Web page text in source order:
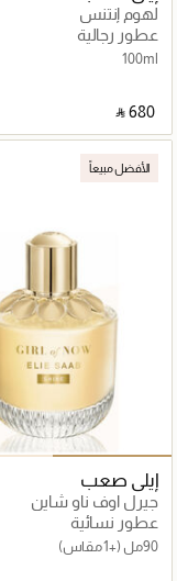
لهوم إنتنس
عطور رجالية
100ml
‎ ⃁ ⁦680⁩ ‎
الأفضل مبيعاً
إيلي صعب
جيرل اوف ناو شاين
عطور نسائية
90مل (+1 مقاس)